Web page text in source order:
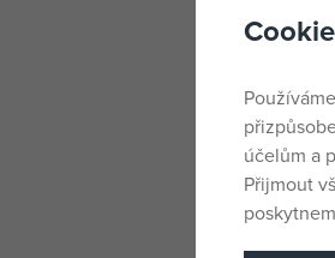
účelům a
Přijmout